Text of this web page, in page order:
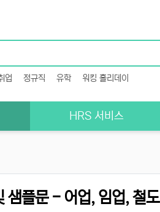
업 정규직 유학 워킹 홀리데이
HRS 서비스
샘플문 - 어업, 임업, 철도